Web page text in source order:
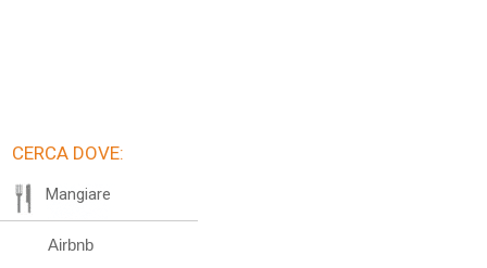
CERCA DOVE:
Mangiare
Airbnb